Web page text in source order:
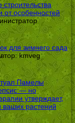
от особенностей
для зимнего сада
kmveg
Памелы
— но
утверждает,
ваших растений